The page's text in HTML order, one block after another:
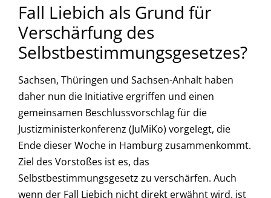
Fall Liebich als Grund für
Verschärfung des
Selbstbestimmungsgesetzes?
Sachsen, Thüringen und Sachsen-Anhalt haben
daher nun die Initiative ergriffen und einen
gemeinsamen Beschlussvorschlag für die
Justizministerkonferenz (JuMiKo) vorgelegt, die
Ende dieser Woche in Hamburg zusammenkommt.
Ziel des Vorstoßes ist es, das
Selbstbestimmungsgesetz zu verschärfen. Auch
wenn der Fall Liebich nicht direkt erwähnt wird, ist